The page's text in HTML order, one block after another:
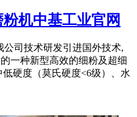
机中基工业官网
司技术研发引进国外技术,
一种新型高效的细粉及超细
硬度（莫氏硬度<6级）、水